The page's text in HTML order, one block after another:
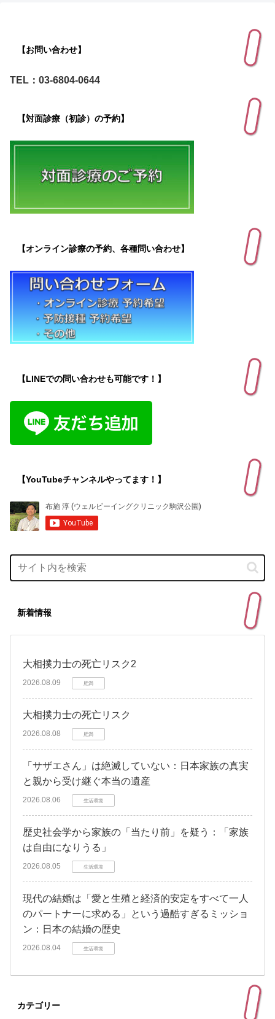
【お問い合わせ】
TEL：03-6804-0644
【対面診療（初診）の予約】
【オンライン診療の予約、各種問い合わせ】
【LINEでの問い合わせも可能です！】
【YouTubeチャンネルやってます！】
新着情報
大相撲力士の死亡リスク2
2026.08.09 肥満
大相撲力士の死亡リスク
2026.08.08 肥満
「サザエさん」は絶滅していない：日本家族の真実
と親から受け継ぐ本当の遺産
2026.08.06 生活環境
歴史社会学から家族の「当たり前」を疑う：「家族
は自由になりうる」
2026.08.05 生活環境
現代の結婚は「愛と生殖と経済的安定をすべて一人
のパートナーに求める」という過酷すぎるミッショ
ン：日本の結婚の歴史
2026.08.04 生活環境
カテゴリー